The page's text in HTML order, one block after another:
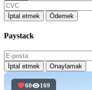
İptal etmek Ödemek
Paystack
İptal etmek Onaylamak
60 169